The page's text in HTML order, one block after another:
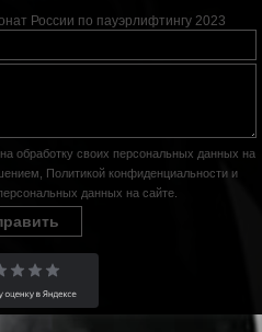
России по пауэрлифтингу 2023
обработку своих персональных данных на
Политикой конфиденциальности и
данных на сайте